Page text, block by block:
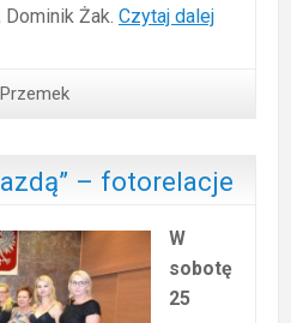
Żak. Czytaj dalej„Zacznij
Przemek
– fotorelacje
W
sobotę
25